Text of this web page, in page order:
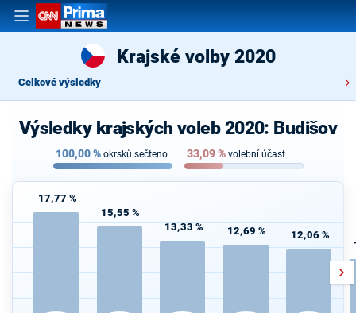
Krajské volby 2020
Celkové výsledky
Výsledky krajských voleb 2020: Budišov
100,00% okrsků sečteno 33,09% volební účast
17,77 %
15,55 %
13,33 % 12,69 % 12,06 %